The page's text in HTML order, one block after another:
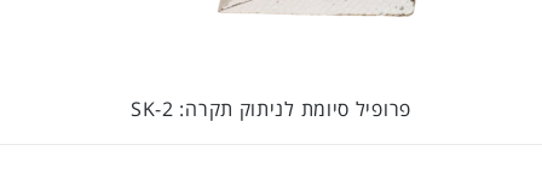
פרופיל סיומת לניתוק תקרה: SK-2